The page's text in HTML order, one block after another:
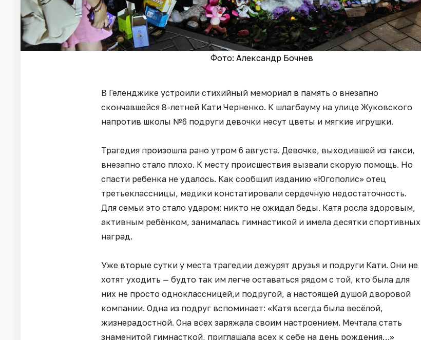
Фото: Александр Бочнев
В Геленджике устроили стихийный мемориал в память о внезапно
скончавшейся 8-летней Кати Черненко. К шлагбауму на улице Жуковского
напротив школы №6 подруги девочки несут цветы и мягкие игрушки.
Трагедия произошла рано утром 6 августа. Девочке, выходившей из такси,
внезапно стало плохо. К месту происшествия вызвали скорую помощь. Но
спасти ребенка не удалось. Как сообщил изданию «Югополис» отец
третьеклассницы, медики констатировали сердечную недостаточность.
Для семьи это стало ударом: никто не ожидал беды. Катя росла здоровым,
активным ребёнком, занималась гимнастикой и имела десятки спортивных
наград.
Уже вторые сутки у места трагедии дежурят друзья и подруги Кати. Они не
хотят уходить — будто так им легче оставаться рядом с той, кто была для
них не просто одноклассницей,и подругой, а настоящей душой дворовой
компании. Одна из подруг вспоминает: «Катя всегда была весёлой,
жизнерадостной. Она всех заряжала своим настроением. Мечтала стать
знаменитой гимнасткой, приглашала всех к себе на день рождения…»